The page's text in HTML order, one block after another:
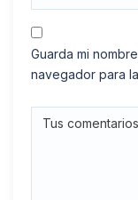
Guarda mi
navegador para